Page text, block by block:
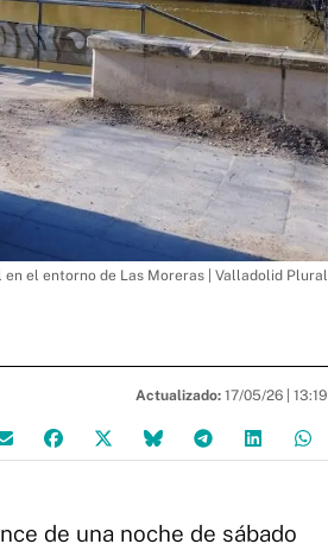
en el entorno de Las Moreras | Valladolid Plural
Actualizado: 17/05/26 | 13:19
de una noche de sábado